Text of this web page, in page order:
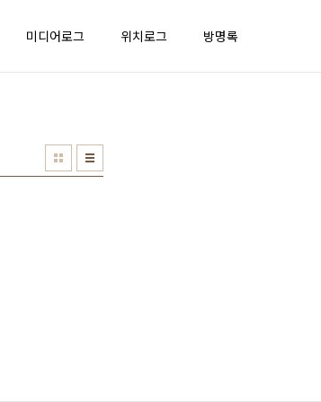
미디어로그 위치로그 방명록